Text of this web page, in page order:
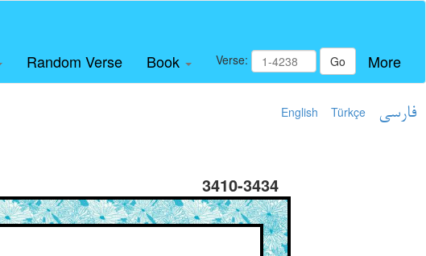
Random Verse Book Verse: Go More
English Türkçe فارسی
3410-3434